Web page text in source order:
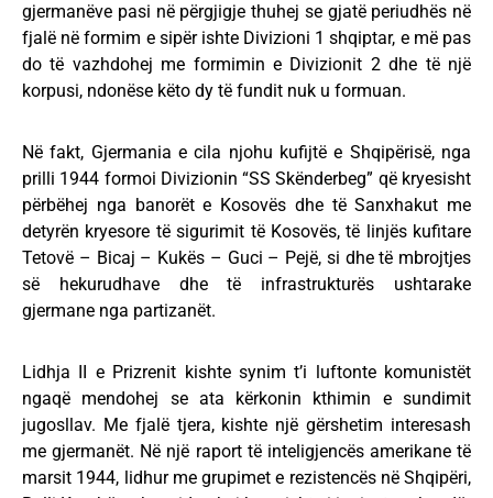
gjermanëve pasi në përgjigje thuhej se gjatë periudhës në
fjalë në formim e sipër ishte Divizioni 1 shqiptar, e më pas
do të vazhdohej me formimin e Divizionit 2 dhe të një
korpusi, ndonëse këto dy të fundit nuk u formuan.
Në fakt, Gjermania e cila njohu kufijtë e Shqipërisë, nga
prilli 1944 formoi Divizionin “SS Skënderbeg” që kryesisht
përbëhej nga banorët e Kosovës dhe të Sanxhakut me
detyrën kryesore të sigurimit të Kosovës, të linjës kufitare
Tetovë – Bicaj – Kukës – Guci – Pejë, si dhe të mbrojtjes
së hekurudhave dhe të infrastrukturës ushtarake
gjermane nga partizanët.
Lidhja II e Prizrenit kishte synim t’i luftonte komunistët
ngaqë mendohej se ata kërkonin kthimin e sundimit
jugosllav. Me fjalë tjera, kishte një gërshetim interesash
me gjermanët. Në një raport të inteligjencës amerikane të
marsit 1944, lidhur me grupimet e rezistencës në Shqipëri,